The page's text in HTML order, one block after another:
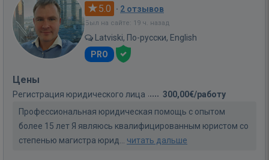
5.0 · 2 отзывов
Был на сайте: 19 ч. назад
Latviski, По-русски, English
PRO
Цены
Регистрация юридического лица
300,00€/работу
Профессиональная юридическая помощь с опытом
более 15 лет Я являюсь квалифицированным юристом со
степенью магистра юрид... читать дальше